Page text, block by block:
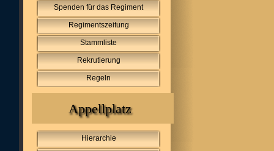
Spenden für das Regiment
Regimentszeitung
Stammliste
Rekrutierung
Regeln
Appellplatz
Hierarchie